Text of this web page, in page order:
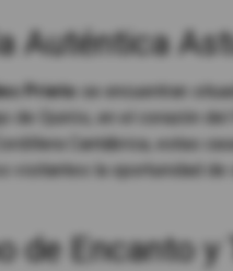
Auténtica
Prieto se encuentran
de Quirós, en el corazón
Cantábrica, estas
visitantes la oportunidad
de Encanto y